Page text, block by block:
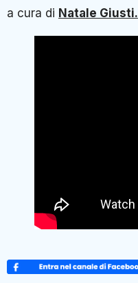
a cura di Natale Giusti.